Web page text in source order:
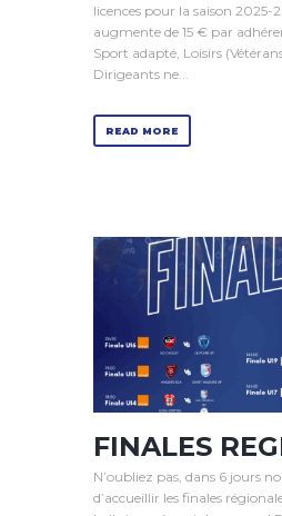
licences pour la saison 2025-
augmente de 15 € par
Sport adapté, Loisirs
Dirigeants ne...
READ MORE
FINALES
N’oubliez pas, dans 6 jours
d’accueillir les finales